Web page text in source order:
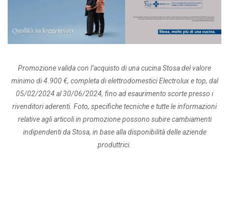
Promozione valida con l’acquisto di una cucina Stosa del valore
minimo di 4.900 €, completa di elettrodomestici Electrolux e top, dal
05/02/2024 al 30/06/2024, fino ad esaurimento scorte presso i
rivenditori aderenti. Foto, specifiche tecniche e tutte le informazioni
relative agli articoli in promozione possono subire cambiamenti
indipendenti da Stosa, in base alla disponibilità delle aziende
produttrici.